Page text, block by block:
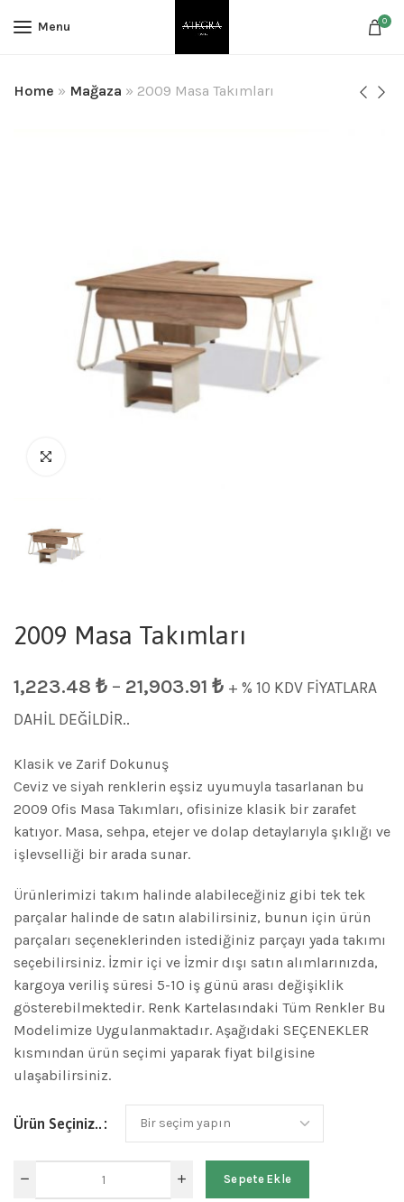
Menu 0
Home » Mağaza » 2009 Masa Takımları
2009 Masa Takımları
1,223.48 ₺ – 21,903.91 ₺ + % 10 KDV FİYATLARA
DAHİL DEĞİLDİR..
Klasik ve Zarif Dokunuş
Ceviz ve siyah renklerin eşsiz uyumuyla tasarlanan bu
2009 Ofis Masa Takımları, ofisinize klasik bir zarafet
katıyor. Masa, sehpa, etejer ve dolap detaylarıyla şıklığı ve
işlevselliği bir arada sunar.
Ürünlerimizi takım halinde alabileceğiniz gibi tek tek
parçalar halinde de satın alabilirsiniz, bunun için ürün
parçaları seçeneklerinden istediğiniz parçayı yada takımı
seçebilirsiniz. İzmir içi ve İzmir dışı satın alımlarınızda,
kargoya veriliş süresi 5-10 iş günü arası değişiklik
gösterebilmektedir. Renk Kartelasındaki Tüm Renkler Bu
Modelimize Uygulanmaktadır. Aşağıdaki SEÇENEKLER
kısmından ürün seçimi yaparak fiyat bilgisine
ulaşabilirsiniz.
Ürün Seçiniz..
Sepete Ekle